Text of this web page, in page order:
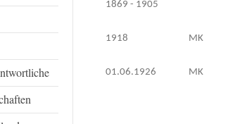
1869 - 1905
1918 MK
01.06.1926 MK